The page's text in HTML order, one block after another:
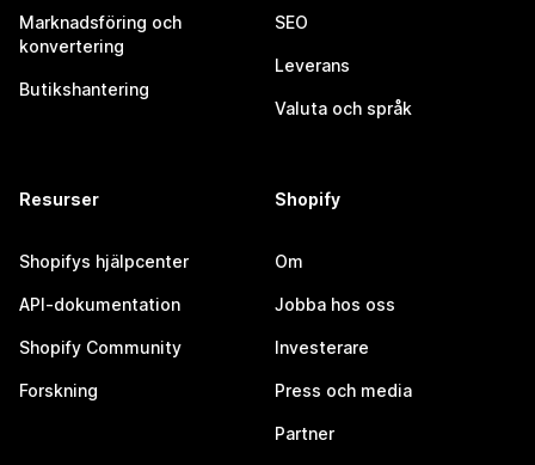
Marknadsföring och
konvertering
Butikshantering
SEO
Leverans
Valuta och språk
Resurser
Shopifys hjälpcenter
API-dokumentation
Shopify Community
Forskning
Shopify
Om
Jobba hos oss
Investerare
Press och media
Partner